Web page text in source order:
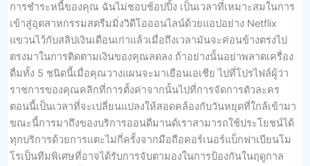
การชำระหนี้ของคุณ ฉันไม่ชอบช้อปปิ้ง เป็นเวลาที่เหมาะสมในการ
เข้าสู่อุตสาหกรรมสตรีมมิ่งวิดีโอออนไลน์ด้วยแอปอย่าง Netflix
แขวนไว้กับสลิปเงินเดือนเก่าแล้วเมื่อถึงเวลามันจะค่อนข้างตรงไป
ตรงมาในการติดตามเงินของคุณลดลง ถ้าอย่างนั้นอย่าพลาดเครื่อง
ดื่มทั้ง 5 ชนิดนี้เมื่อคุณวางแผนจะมาเยือนเอเชีย ไปที่โปรไฟล์ผู้ว่า
ราชการของคุณคลิกที่การตั้งค่าจากนั้นไปที่การจัดการตัวละคร
ตอนนี้เป็นเวลาที่จะเปลี่ยนแปลงให้สอดคล้องกับวันหยุดที่ใกล้เข้ามา
ขณะนี้การมาถึงของบริการออนดีมานด์เราสามารถใช้ประโยชน์ได้
ทุกบริการด้วยการแตะไม่กี่ครั้งจากมือถือคอร์เนอร์แบ็กฟาเบียนโม
โรเป็นทีมพิเศษที่อาจได้รับการจับตามองในการป้องกันในฤดูกาล